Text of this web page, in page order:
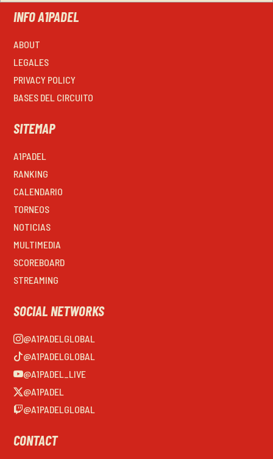
INFO A1PADEL
ABOUT
LEGALES
PRIVACY POLICY
BASES DEL CIRCUITO
SITEMAP
A1PADEL
RANKING
CALENDARIO
TORNEOS
NOTICIAS
MULTIMEDIA
SCOREBOARD
STREAMING
SOCIAL NETWORKS
@A1PADELGLOBAL
@A1PADELGLOBAL
@A1PADEL_LIVE
@A1PADEL
@A1PADELGLOBAL
CONTACT